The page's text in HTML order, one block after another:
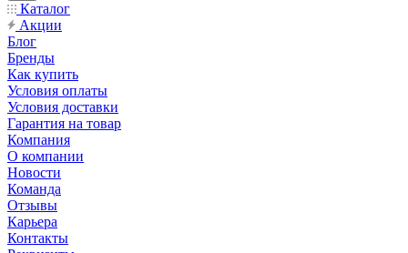
Каталог
Акции
Блог
Бренды
Как купить
Условия оплаты
Условия доставки
Гарантия на товар
Компания
О компании
Новости
Команда
Отзывы
Карьера
Контакты